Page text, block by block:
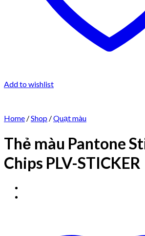
Add to wishlist
Home /Shop /Quạt màu
Thẻ màu Pantone
Chips PLV-STICKER